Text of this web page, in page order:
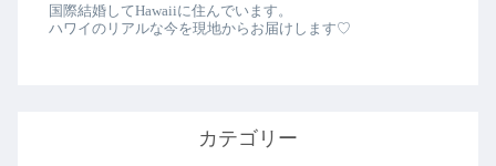
国際結婚してHawaiiに住んでいます。
ハワイのリアルな今を現地からお届けします♡
カテゴリー